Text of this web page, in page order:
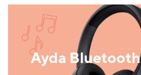
Ayda Bluetooth